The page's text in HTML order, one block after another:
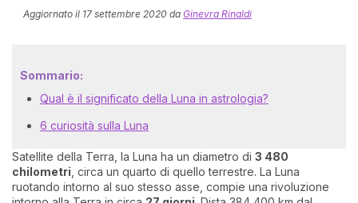
Aggiornato il 17 settembre 2020 da Ginevra Rinaldi
Sommario:
Qual è il significato della Luna in astrologia?
6 curiosità sulla Luna
Satellite della Terra, la Luna ha un diametro di 3 480
chilometri , circa un quarto di quello terrestre. La Luna
ruotando intorno al suo stesso asse, compie una rivoluzione